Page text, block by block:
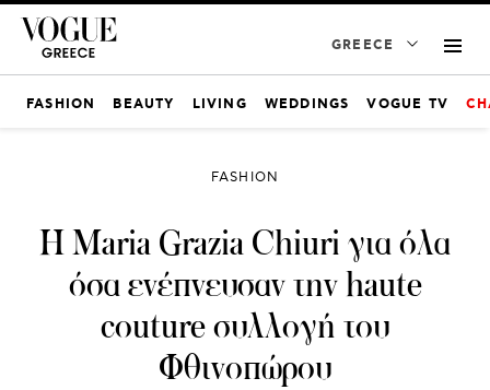
GREECE
FASHION BEAUTY LIVING WEDDINGS VOGUE TV
FASHION
H Maria Grazia Chiuri για όλα
όσα ενέπνευσαν την haute
couture συλλογή του
Φθινοπώρου